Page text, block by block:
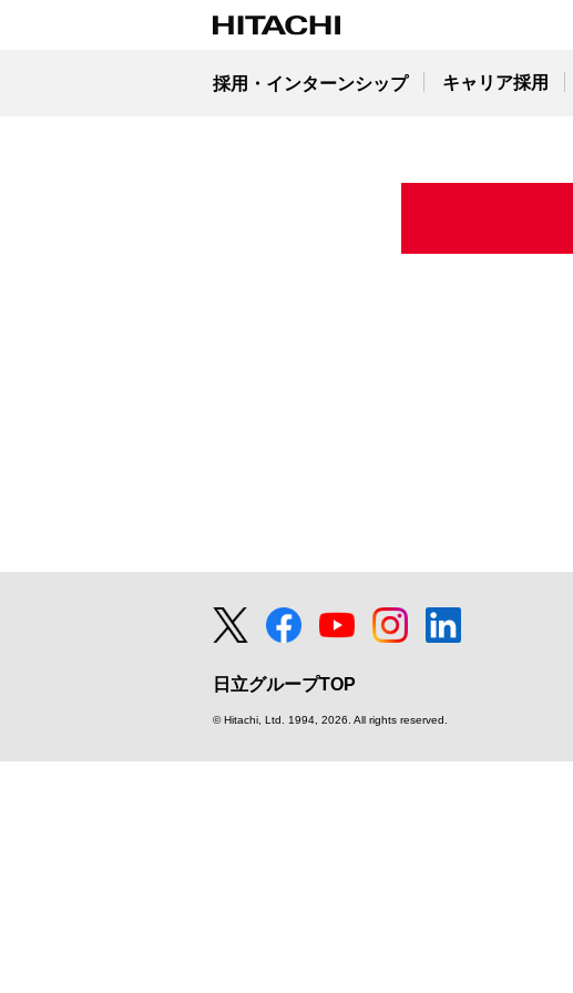
採用・インターンシップ キャリア採用
日立グループTOP
© Hitachi, Ltd. 1994, 2026. All rights reserved.